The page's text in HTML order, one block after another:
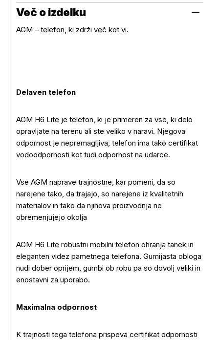
Več o izdelku
AGM – telefon, ki zdrži več kot vi.
Delaven telefon
AGM H6 Lite je telefon, ki je primeren za vse, ki delo
opravljate na terenu ali ste veliko v naravi. Njegova
odpornost je nepremagljiva, telefon ima tako certifikat
vodoodpornosti kot tudi odpornost na udarce.
Vse AGM naprave trajnostne, kar pomeni, da so
narejene tako, da trajajo, so narejene iz kvalitetnih
materialov in tako da njihova proizvodnja ne
obremenjujejo okolja
AGM H6 Lite robustni mobilni telefon ohranja tanek in
eleganten videz pametnega telefona. Gumijasta obloga
nudi dober oprijem, gumbi ob robu pa so dovolj veliki in
enostavni za uporabo.
Maximalna odpornost
K trajnosti tega telefona prispeva certifikat odpornosti